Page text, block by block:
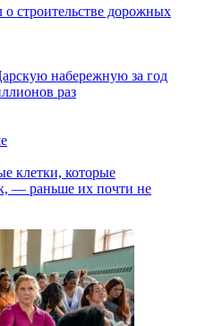
о строительстве дорожных
набережную за год
раз
клетки, которые
— раньше их почти не